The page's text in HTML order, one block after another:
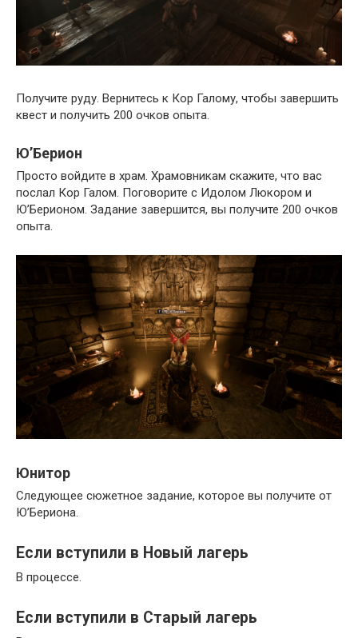
Получите руду. Вернитесь к Кор Галому, чтобы завершить
квест и получить 200 очков опыта.
Ю’Берион
Просто войдите в храм. Храмовникам скажите, что вас
послал Кор Галом. Поговорите с Идолом Люкором и
Ю’Берионом. Задание завершится, вы получите 200 очков
опыта.
Юнитор
Следующее сюжетное задание, которое вы получите от
Ю’Бериона.
Если вступили в Новый лагерь
В процессе.
Если вступили в Старый лагерь